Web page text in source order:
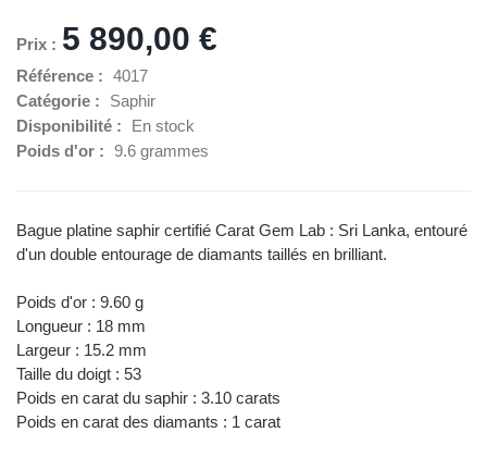
Prix : 5 890,00 €
Référence : 4017
Catégorie :
Saphir
Disponibilité :
En stock
Poids d'or : 9.6 grammes
Bague platine saphir certifié Carat Gem Lab : Sri Lanka, entouré
d'un double entourage de diamants taillés en brilliant.
Poids d'or : 9.60 g
Longueur : 18 mm
Largeur : 15.2 mm
Taille du doigt : 53
Poids en carat du saphir : 3.10 carats
Poids en carat des diamants : 1 carat